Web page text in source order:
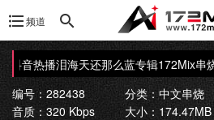
频道
音热播泪海天还那么蓝专辑172Mix串烧
编号：282438
分类：中文串烧
音质：320 Kbps
大小：174.47MB